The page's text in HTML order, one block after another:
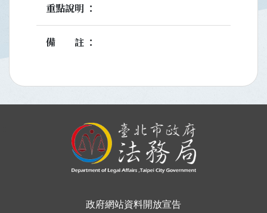
重點說明
備註
政府網站資料開放宣告